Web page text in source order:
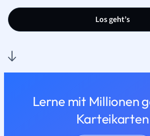
Los geht’s
Lerne mit Millionen
Karteikarten